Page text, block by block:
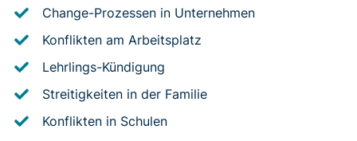
Change-Prozessen in Unternehmen
Konflikten am Arbeitsplatz
Lehrlings-Kündigung
Streitigkeiten in der Familie
Konflikten in Schulen